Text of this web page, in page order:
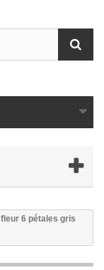
6 pétales gris